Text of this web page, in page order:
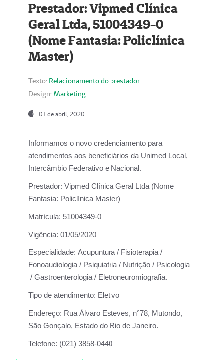
Prestador: Vipmed Clínica
Geral Ltda, 51004349-0
(Nome Fantasia: Policlínica
Master)
Texto: Relacionamento do prestador
Design: Marketing
01 de abril, 2020
Informamos o novo credenciamento para
atendimentos aos beneficiários da Unimed Local,
Intercâmbio Federativo e Nacional.
Prestador: Vipmed Clínica Geral Ltda (Nome
Fantasia: Policlínica Master)
Matrícula: 51004349-0
Vigência: 01/05/2020
Especialidade: Acupuntura / Fisioterapia /
Fonoaudiologia / Psiquiatria / Nutrição / Psicologia
/ Gastroenterologia / Eletroneuromiografia.
Tipo de atendimento: Eletivo
Endereço: Rua Àlvaro Esteves, n°78, Mutondo,
São Gonçalo, Estado do Rio de Janeiro.
Telefone: (021) 3858-0440